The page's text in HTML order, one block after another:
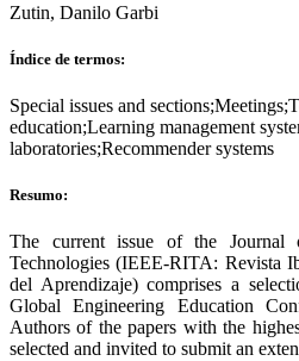
Zutin, Danilo Garbi
Índice de termos:
Special issues and
education;Learning management
laboratories;Recommender systems
Resumo:
The current issue of the Journal
Technologies (IEEE-RITA: Revista
del Aprendizaje) comprises a
Global Engineering Education
Authors of the papers with the
selected and invited to submit an